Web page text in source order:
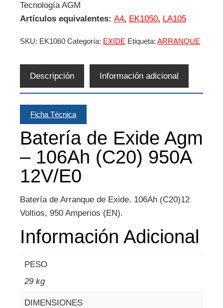
Tecnología AGM
Artículos equivalentes: A4, EK1050, LA105
SKU: EK1060 Categoría: EXIDE Etiqueta: ARRANQUE
Descripción Información adicional
Ficha Técnica
Batería de Exide Agm
– 106Ah (C20) 950A
12V/E0
Batería de Arranque de Exide. 106Ah (C20)12
Voltios, 950 Amperios (EN).
Información Adicional
PESO
29 kg
DIMENSIONES